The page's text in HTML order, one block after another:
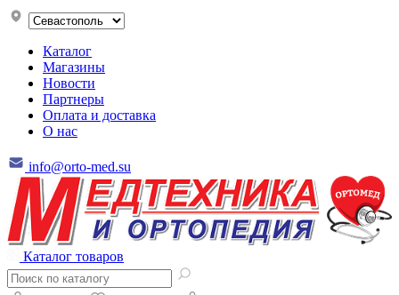
Каталог
Магазины
Новости
Партнеры
Оплата и доставка
О нас
info@orto-med.su
Каталог товаров